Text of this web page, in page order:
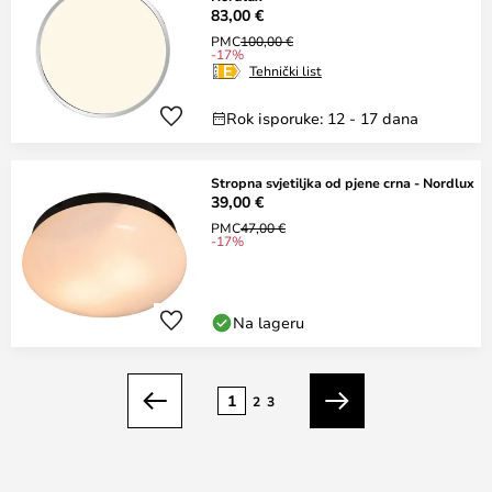
83,00 €
PMC100,00 €
-17%
Tehnički list
Rok isporuke: 12 - 17 dana
Stropna svjetiljka od pjene crna - Nordlux
39,00 €
PMC47,00 €
-17%
Na lageru
Prethodno
1 2 3
Sljedeći